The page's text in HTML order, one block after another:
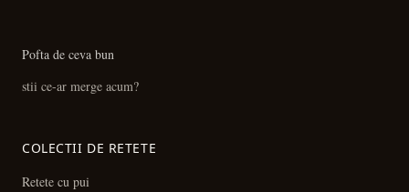
Pofta de ceva bun
stii ce-ar merge acum?
COLECTII DE RETETE
Retete cu pui